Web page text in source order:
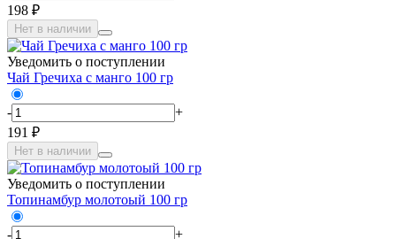
198 ₽
Нет в наличии
Уведомить о поступлении
Чай Гречиха с манго 100 гр
-
+
191 ₽
Нет в наличии
Уведомить о поступлении
Топинамбур молотоый 100 гр
-
+